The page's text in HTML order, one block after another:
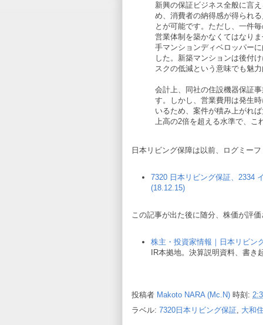
新興の保証ビジネス全般に言
め、消費者の納得感が得られ
とが可能です。ただし、一件
営業体制を築かなくてはなり
手マンションディベロッパー
した。新築マンションは後付
スクの低減という意味でも魅
会計上、同社の住設機器保証
す。しかし、営業費用は発生
いるため、案件が積み上がれ
上高の2倍を超える水準で、こ
日本リビング保障は以前、ログミー
7320 日本リビング保証、2334
(18.12.15)
この記事が出た後に随分、株価が評
株主・投資家情報｜日本リビン
IR本拠地。決算説明資料、書き
投稿者 Makoto NARA (Mc.N) 時刻:
ラベル: 7320日本リビング保証, 大和